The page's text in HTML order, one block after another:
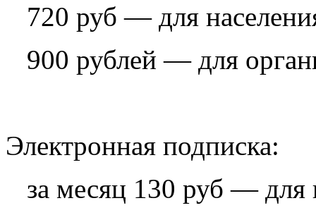
720 руб — для
900 рублей — для
Электронная подписка:
за месяц 130 руб — для